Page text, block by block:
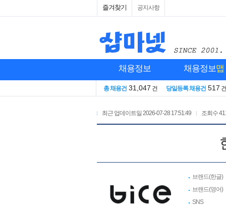
즐겨찾기 공지사항
채용정보 채용정보맵
총 채용건 31,047 건 당일등록 채용건 517 건
최근 업데이트일 2026-07-28 17:51:49 조회수
브랜드(한글)
브랜드(영어)
SNS